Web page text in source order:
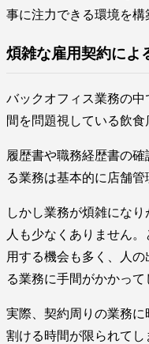
事に注力できる環境を構
煩雑な雇用契約によ
バックオフィス業務の
間を問題視している飲食
履歴書や職務経歴書の
る業務は基本的に店舗管
しかし業務が煩雑にな
人も少なくありません
用する機会も多く、人
る業務に手間がかかって
実際、契約周りの業務
割ける時間が限られて